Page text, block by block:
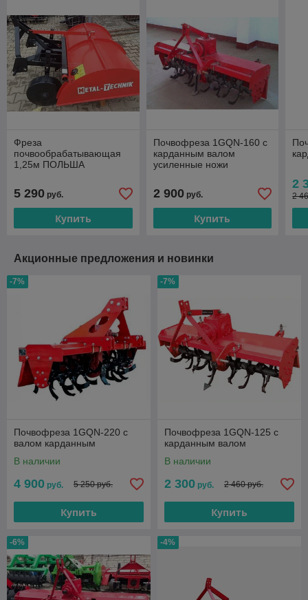
Фреза
почвообрабатывающая
1,25м ПОЛЬША
5 290 руб.
Купить
Почвофреза 1GQN-160 с
карданным валом
усиленные ножи
2 900руб.
Купить
2
2
Акционные предложения и новинки
-7%
Почвофреза 1GQN-220 с
валом карданным
В наличии
4 900 руб. 5 250 руб.
Купить
-7%
Почвофреза 1GQN-125 с
карданным валом
В наличии
2 300 руб. 2 460 руб.
Купить
-6% -4%